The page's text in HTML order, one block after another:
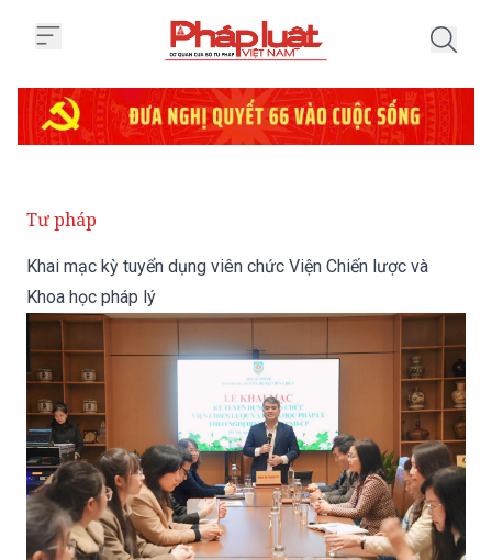
Khai mạc kỳ tuyển dụng viên chức Viện Chiến lược và